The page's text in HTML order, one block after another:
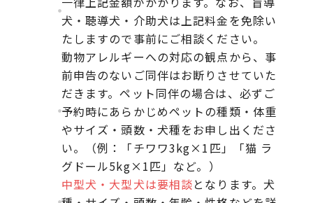
犬・聴導犬・介助犬は上記料金を免除い
たしますので事前にご相談ください。
動物アレルギーへの対応の観点から、事
前申告のないご同伴はお断りさせていた
だきます。ペット同伴の場合は、必ずご
予約時にあらかじめペットの種類・体重
やサイズ・頭数・犬種をお申し出くださ
い。（例：「チワワ3kg×1匹」「猫 ラ
グドール5kg×1匹」など。）
中型犬・大型犬は要相談となります。犬